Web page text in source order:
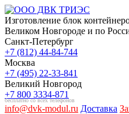
Изготовление блок
Великом Новгороде и по
Санкт-Петербург
+7 (812) 44-84-744
Москва
+7 (495) 22-33-841
Великий Новгород
+7 800 3334-871
бесплатно со всех телефонов
info@dvk-modul.ru Доставка